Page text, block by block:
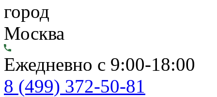
город
Москва
Ежедневно с 9:00-18:00
8 (499) 372-50-81